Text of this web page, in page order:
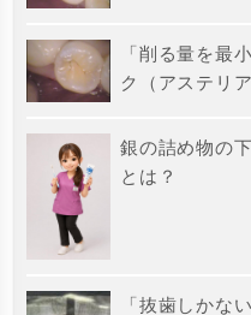
「削る量を最
ク（アステリ
銀の詰め物の
とは？
「抜歯しかな